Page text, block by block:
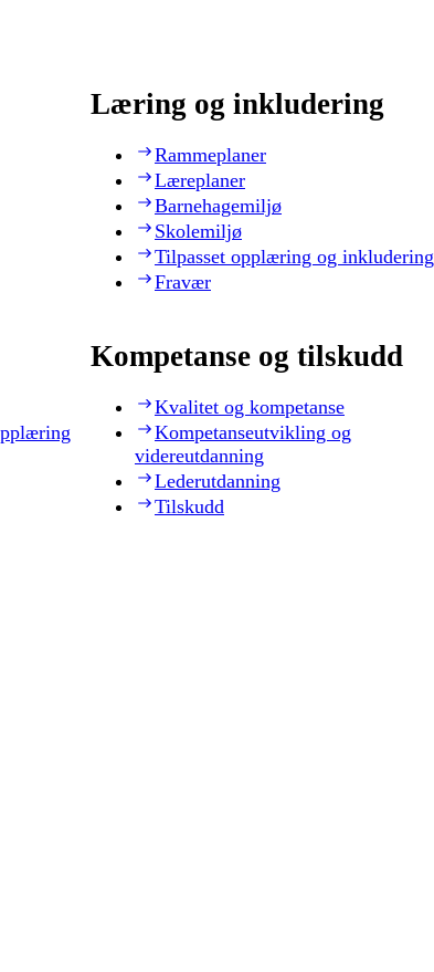
Læring og inkludering
Rammeplaner
Læreplaner
Barnehagemiljø
Skolemiljø
Tilpasset opplæring og inkludering
Fravær
Kompetanse og tilskudd
Kvalitet og kompetanse
Kompetanseutvikling og
videreutdanning
Lederutdanning
Tilskudd